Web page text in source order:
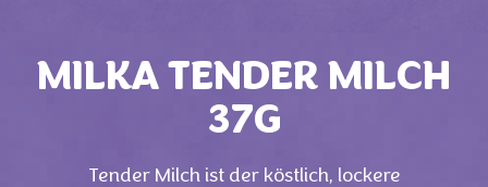
MILKA TENDER MILCH
37G
Tender Milch ist der köstlich, lockere